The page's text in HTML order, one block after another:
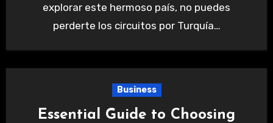
explorar este hermoso país, no puedes
perderte los circuitos por Turquía…
Business
Essential Guide to Choosing